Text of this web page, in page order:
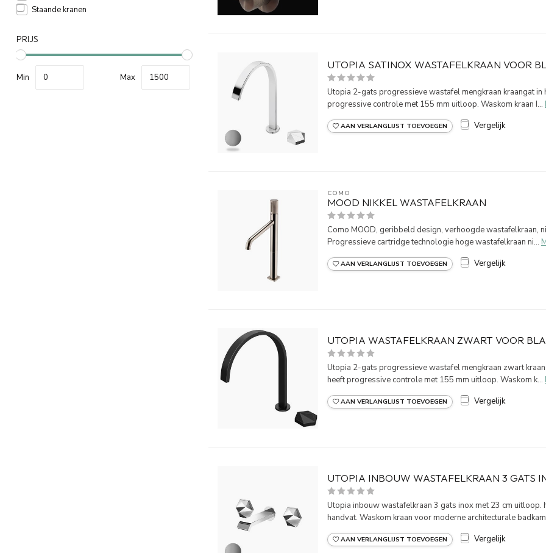
Staande kranen
PRIJS
Min Max
UTOPIA SATINOX WASTAFELKRAAN VOOR
Utopia 2-gats progressieve wastafel mengkraan kraangat in
progressive controle met 155 mm uitloop. Waskom kraan I...
AAN VERLANGLIJST TOEVOEGEN Vergelijk
COMO
MOOD NIKKEL WASTAFELKRAAN
Como MOOD, geribbeld design, verhoogde wastafelkraan,
Progressieve cartridge technologie hoge wastafelkraan ni...
AAN VERLANGLIJST TOEVOEGEN Vergelijk
UTOPIA WASTAFELKRAAN ZWART VOOR
Utopia 2-gats progressieve wastafel mengkraan zwart
heeft progressive controle met 155 mm uitloop. Waskom k...
AAN VERLANGLIJST TOEVOEGEN Vergelijk
UTOPIA INBOUW WASTAFELKRAAN 3 GATS
Utopia inbouw wastafelkraan 3 gats inox met 23 cm uitloop.
handvat. Waskom kraan voor moderne architecturale
AAN VERLANGLIJST TOEVOEGEN Vergelijk